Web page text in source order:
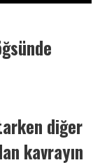
diğer
kavrayın